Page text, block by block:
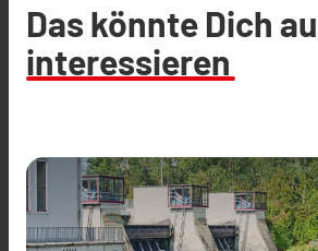
Das könnte Dich
interessieren